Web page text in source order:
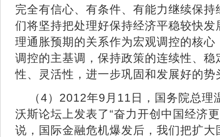
完全有信心、有条件、有能力继续保
们将坚持把处理好保持经济平稳较快
理通胀预期的关系作为宏观调控的核
调控的主基调，保持政策的连续性、
性、灵活性，进一步巩固和发展好的势
（4）2012年9月11日，国务院总
沃斯论坛上发表了“奋力开创中国经济
说，国际金融危机爆发后，我们把扩